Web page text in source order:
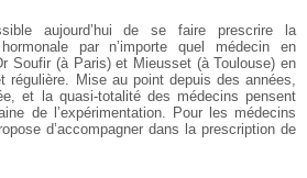
aujourd’hui de se faire prescrire la
par n’importe quel médecin en
Soufir (à Paris) et Mieusset (à Toulouse) en
régulière. Mise au point depuis des années,
et la quasi-totalité des médecins pensent
de l’expérimentation. Pour les médecins
d’accompagner dans la prescription de